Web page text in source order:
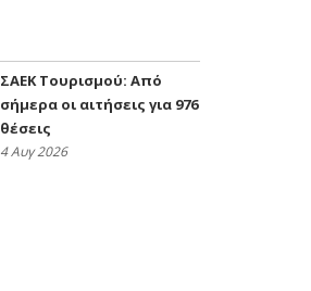
ΣΑΕΚ Τουρισμού: Από
σήμερα οι αιτήσεις για 976
θέσεις
4 Αυγ 2026